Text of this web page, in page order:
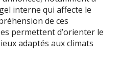
interne qui affecte le
de ces
permettent d’orienter le
adaptés aux climats